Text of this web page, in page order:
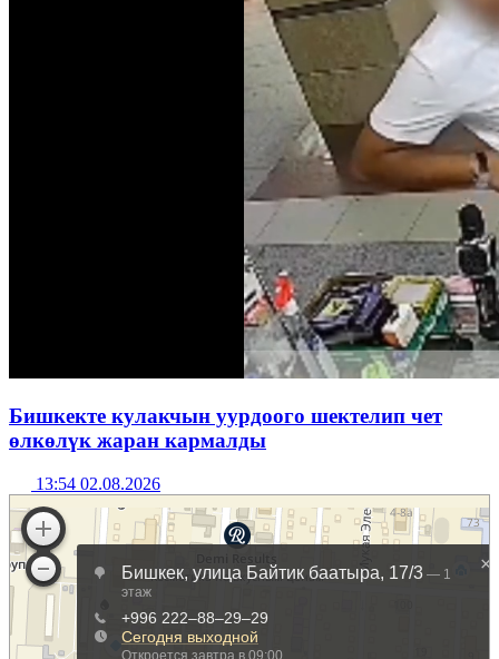
Бишкекте кулакчын уурдоого шектелип чет
өлкөлүк жаран кармалды
13:54 02.08.2026